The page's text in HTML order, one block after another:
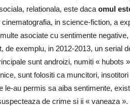
relationala, este daca omul
in science-fiction, a
asociate cu sentimente
de exemplu, in 2012-2013, un serial
sunt androizi, numiti « hubots
sunt folositi ca muncitori,
le-au permis sa aiba sentimente,
de crime si ii « vaneaza ».